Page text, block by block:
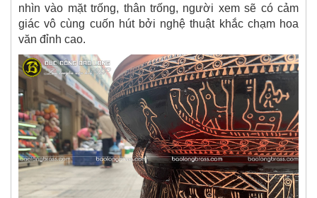
nhìn vào mặt trống, thân trống, người xem sẽ có cảm
giác vô cùng cuốn hút bởi nghệ thuật khắc chạm hoa
văn đỉnh cao.